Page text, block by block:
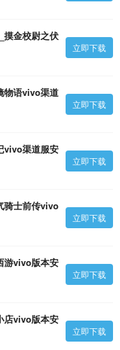
摸金校尉之伏
立即下载
物语vivo渠道
立即下载
vivo渠道服安
立即下载
骑士前传vivo
立即下载
游vivo版本安
立即下载
店vivo版本安
立即下载